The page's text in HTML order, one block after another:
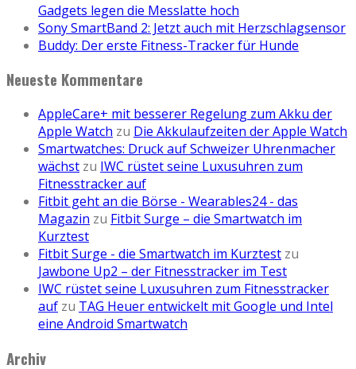
Gadgets legen die Messlatte hoch
Sony SmartBand 2: Jetzt auch mit Herzschlagsensor
Buddy: Der erste Fitness-Tracker für Hunde
Neueste Kommentare
AppleCare+ mit besserer Regelung zum Akku der
Apple Watch zu Die Akkulaufzeiten der Apple Watch
Smartwatches: Druck auf Schweizer Uhrenmacher
wächst zu IWC rüstet seine Luxusuhren zum
Fitnesstracker auf
Fitbit geht an die Börse - Wearables24 - das
Magazin zu Fitbit Surge – die Smartwatch im
Kurztest
Fitbit Surge - die Smartwatch im Kurztest zu
Jawbone Up2 – der Fitnesstracker im Test
IWC rüstet seine Luxusuhren zum Fitnesstracker
auf zu TAG Heuer entwickelt mit Google und Intel
eine Android Smartwatch
Archiv